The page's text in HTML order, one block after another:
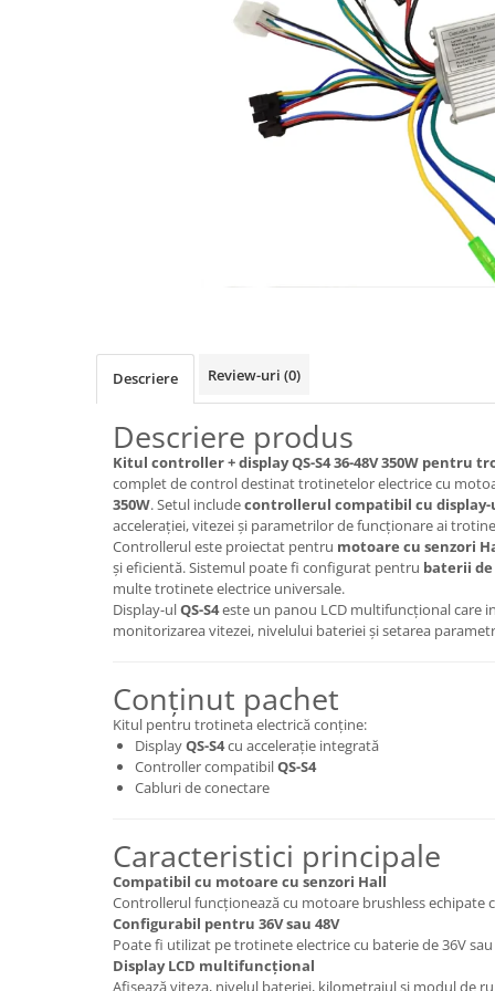
https://www.doctortrotineta.ro/camere-
https://www.doctortrotineta.ro/cauciucuri-
trotinete-electrice
https://www.doctortrotineta.ro/cauciucuri-
cauciucuri-bicicleta
Camere bicicleta
Trotinete electrice
Biciclete Electrice
Anvelope moto
Anvelope ATV
Cauciucuri bicicleta
Anvelope și Camere Utilaje
https://www.doctortrotineta.ro/plata-
forceOriginalForEdit=1&preview=00681
Descriere Review-uri (0)
Descriere produs
Kitul controller + display QS-S4 36-48V 350W pentru
complet de control destinat trotinetelor electrice cu
350W. Setul includecontrollerul compatibil cu display-
accelerației, vitezei și parametrilor de funcționare ai
Controllerul este proiectat pentru motoare cu senzori
și eficientă. Sistemul poate fi configurat pentru baterii de
multe trotinete electrice universale.
Display-ulQS-S4este un panou LCD multifuncțional care
monitorizarea vitezei, nivelului bateriei și setarea
Conținut pachet
Kitul pentru trotineta electrică conține:
DisplayQS-S4cu accelerație integrată
Controller compatibilQS-S4
Cabluri de conectare
Caracteristici principale
Compatibil cu motoare cu senzori Hall
Controllerul funcționează cu motoare brushless echipate
Configurabil pentru 36V sau 48V
Poate fi utilizat pe trotinete electrice cu baterie de 36V sau
Display LCD multifuncțional
Afișează viteza, nivelul bateriei, kilometrajul și modul de